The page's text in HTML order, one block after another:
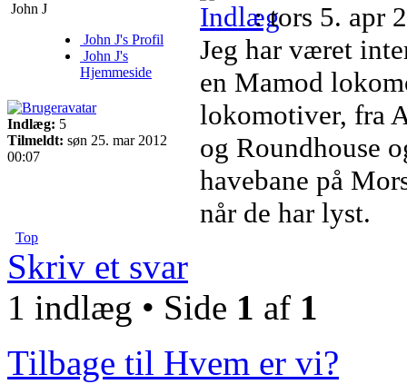
John J
John J's Profil
John J's
Hjemmeside
Indlæg: 5
Tilmeldt: søn 25. mar 2012
00:07
: tors 5. apr
Jeg har været
en Mamod
lokomotiver, fra
og Roundhouse
havebane på
når de har lyst.
Top
Skriv et svar
1 indlæg • Side 1 af 1
Tilbage til Hvem er vi?